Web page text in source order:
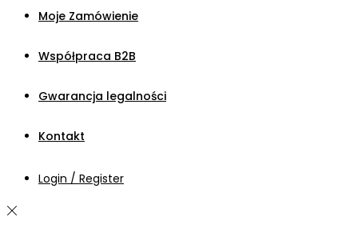
Moje Zamówienie
Współpraca B2B
Gwarancja legalności
Kontakt
Login / Register